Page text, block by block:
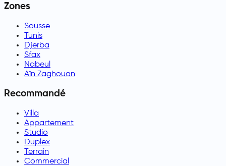
Zones
Sousse
Tunis
Djerba
Sfax
Nabeul
Aïn Zaghouan
Recommandé
Villa
Appartement
Studio
Duplex
Terrain
Commercial